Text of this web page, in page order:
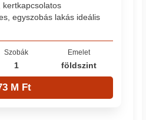
kertkapcsolatos
egyszobás lakás ideális
Szobák
1
Emelet
földszint
M Ft